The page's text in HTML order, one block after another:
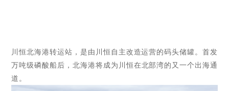
川恒北海港转运站，是由川恒自主改造运营的码头储罐。首发
万吨级磷酸船 后 ，北海港将成为川恒在北部湾的 又一个 出海通
道 。